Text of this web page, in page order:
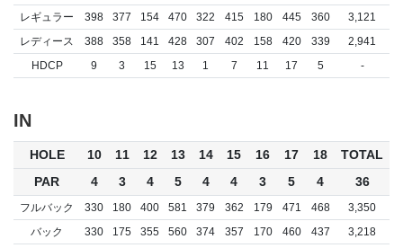
レギュラー
398 377 154 470 322 415 180 445 360
3,121
レディース
388 358 141 428 307 402 158 420 339
2,941
HDCP
9 3 15 13 1 7 11 17 5 -
IN
HOLE 10 11 12 13 14 15 16 17 18
TOTAL
PAR
4 3 4 5 4 4 3 5 4 36
フルバック 330 180 400 581 379 362 179 471 468
3,350
バック
330 175 355 560 374 357 170 460 437
3,218